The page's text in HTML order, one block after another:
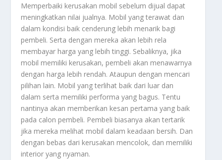
Memperbaiki kerusakan mobil sebelum dijual dapat
meningkatkan nilai jualnya. Mobil yang terawat dan
dalam kondisi baik cenderung lebih menarik bagi
pembeli. Serta dengan mereka akan lebih rela
membayar harga yang lebih tinggi. Sebaliknya, jika
mobil memiliki kerusakan, pembeli akan menawarnya
dengan harga lebih rendah. Ataupun dengan mencari
pilihan lain. Mobil yang terlihat baik dari luar dan
dalam serta memiliki performa yang bagus. Tentu
nantinya akan memberikan kesan pertama yang baik
pada calon pembeli. Pembeli biasanya akan tertarik
jika mereka melihat mobil dalam keadaan bersih. Dan
dengan bebas dari kerusakan mencolok, dan memiliki
interior yang nyaman.